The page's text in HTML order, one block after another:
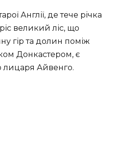
Англії, де тече річка
великий ліс, що
гір та долин поміж
Донкастером, є
лицаря Айвенго.